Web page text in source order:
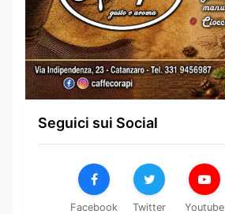
Seguici sui Social
Facebook Twitter Youtube